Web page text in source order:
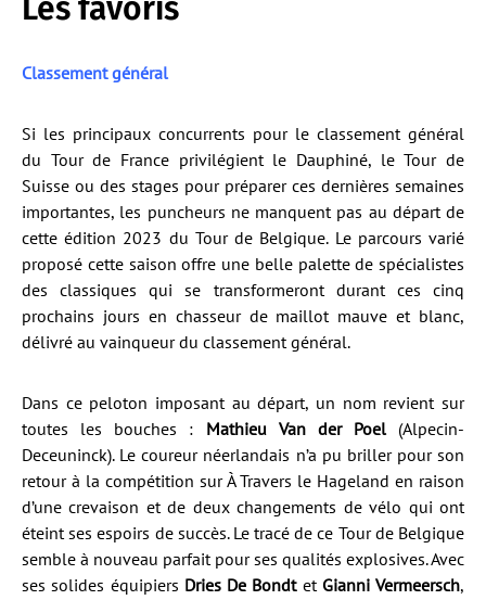
Les favoris
Classement général
Si les principaux concurrents pour le classement général
du Tour de France privilégient le Dauphiné, le Tour de
Suisse ou des stages pour préparer ces dernières semaines
importantes, les puncheurs ne manquent pas au départ de
cette édition 2023 du Tour de Belgique. Le parcours varié
proposé cette saison offre une belle palette de spécialistes
des classiques qui se transformeront durant ces cinq
prochains jours en chasseur de maillot mauve et blanc,
délivré au vainqueur du classement général.
Dans ce peloton imposant au départ, un nom revient sur
toutes les bouches : Mathieu Van der Poel(Alpecin-
Deceuninck). Le coureur néerlandais n’a pu briller pour son
retour à la compétition sur À Travers le Hageland en raison
d’une crevaison et de deux changements de vélo qui ont
éteint ses espoirs de succès. Le tracé de ce Tour de Belgique
semble à nouveau parfait pour ses qualités explosives. Avec
ses solides équipiers Dries De BondtetGianni Vermeersch,